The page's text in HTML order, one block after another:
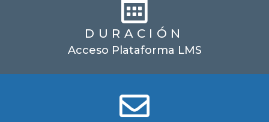
DURACIÓN
Acceso Plataforma LMS